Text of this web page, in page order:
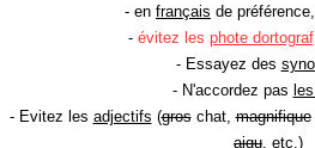
- en français de
- évitez les phote dortograf
- Essayez des
- N'accordez pas
- Evitez les adjectifs (groschat,magnifique
aigu , etc.)